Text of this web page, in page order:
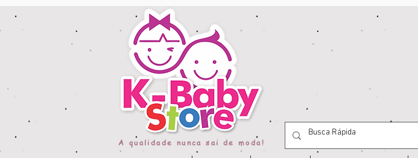
A qualidade nunca sai de moda!